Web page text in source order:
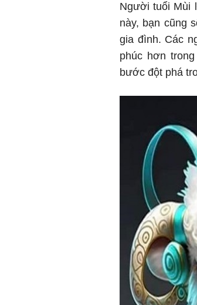
Người tuổi Mùi
này, bạn cũng
gia đình. Các
phúc hơn
bước đột phá